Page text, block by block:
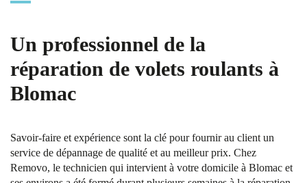
Un professionnel de la
réparation de volets roulants à
Blomac
Savoir-faire et expérience sont la clé pour fournir au client un
service de dépannage de qualité et au meilleur prix. Chez
Removo, le technicien qui intervient à votre domicile à Blomac et